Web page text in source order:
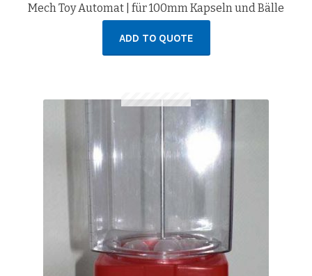
Mech Toy Automat | für 100mm Kapseln und Bälle
ADD TO QUOTE